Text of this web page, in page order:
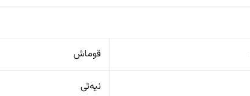
قوماش
نیەتی